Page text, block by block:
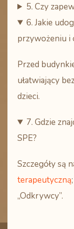
5. Czy
6. Jakie
przywożeniu i
Przed
ułatwiający
dzieci.
7. Gdzie
SPE?
Szczegóły są
terapeutyczną
„Odkrywcy”.